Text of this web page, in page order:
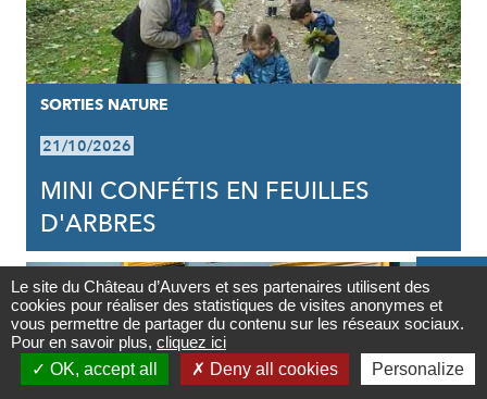
Contact

Newsletter
SORTIES NATURE
21/10/2026
MINI CONFÉTIS EN FEUILLES
D'ARBRES
Le site du Château d’Auvers et ses partenaires utilisent des
cookies pour réaliser des statistiques de visites anonymes et
vous permettre de partager du contenu sur les réseaux sociaux.
Pour en savoir plus, cliquez ici
OK, accept all
Deny all cookies Personalize